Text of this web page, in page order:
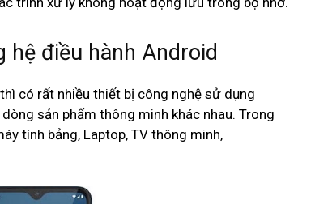
hệ điều hành Android
có rất nhiều thiết bị công nghệ sử dụng
sản phẩm thông minh khác nhau. Trong
tính bảng, Laptop, TV thông minh,